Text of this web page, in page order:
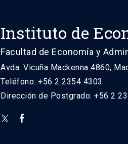
Instituto de
Facultad de Economía y
Avda. Vicuña Mackenna 4860,
Teléfono: +56 2 2354 4303
Dirección de Postgrado: +56 2